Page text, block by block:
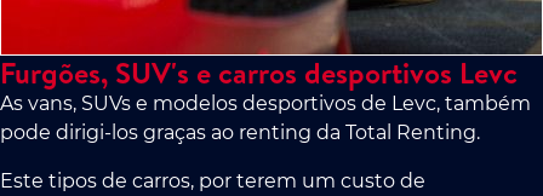
Furgões, SUV's e carros desportivos Levc
As vans, SUVs e modelos desportivos de Levc, também
pode dirigi-los graças ao renting da Total Renting.
Este tipos de carros, por terem um custo de